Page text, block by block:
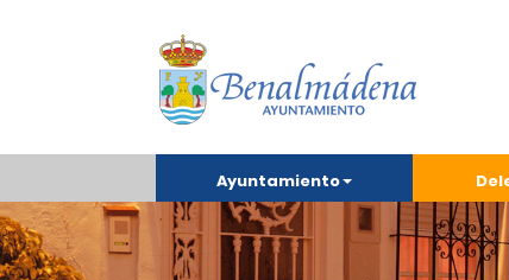
Ayuntamiento